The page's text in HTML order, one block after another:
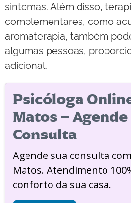
sintomas. Além disso,
complementares, como
aromaterapia, também
algumas pessoas,
adicional.
Psicóloga
Matos – Agende
Consulta
Agende sua consulta
Matos. Atendimento
conforto da sua casa.